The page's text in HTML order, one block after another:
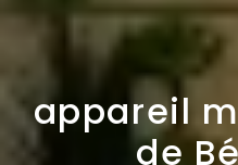
appareil
de